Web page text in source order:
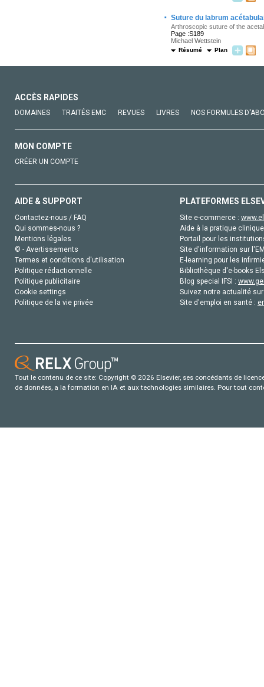
· Suture du labrum
Arthroscopic suture of the
Page :S189
Michael Wettstein
Résumé Plan
ACCÈS RAPIDES
DOMAINES TRAITÉS EMC REVUES LIVRES NOS FORMULES
MON COMPTE
CRÉER UN COMPTE
AIDE & SUPPORT
Contactez-nous / FAQ
Qui sommes-nous ?
Mentions légales
© - Avertissements
Termes et conditions d'utilisation
Politique rédactionnelle
Politique publicitaire
Cookie settings
Politique de la vie privée
PLATEFORMES
Site e-commerce :
Aide à la pratique
Portail pour les
Site d'information sur
E-learning pour les
Bibliothèque d'e-books
Blog special IFSI :
Suivez notre actualité
Site d'emploi en santé :
Tout le contenu de ce site: Copyright © 2026 Elsevier, ses concédants de
de données, a la formation en IA et aux technologies similaires. Pour tout